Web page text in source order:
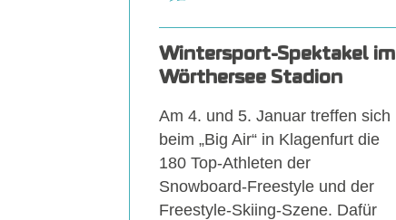
Wintersport-Spektakel im
Wörthersee Stadion
Am 4. und 5. Januar treffen sich
beim „Big Air“ in Klagenfurt die
180 Top-Athleten der
Snowboard-Freestyle und der
Freestyle-Skiing-Szene. Dafür